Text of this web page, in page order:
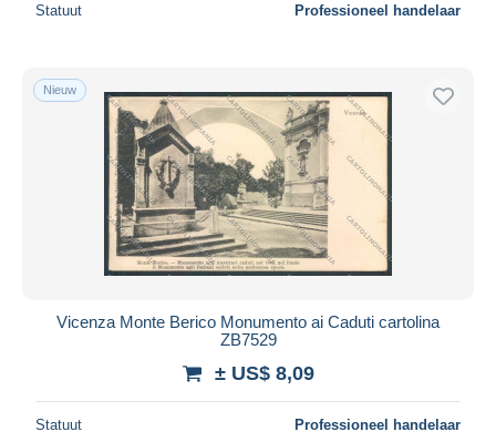
Statuut Professioneel handelaar
Nieuw
Vicenza Monte Berico Monumento ai Caduti cartolina
ZB7529
± US$ 8,09
Statuut Professioneel handelaar